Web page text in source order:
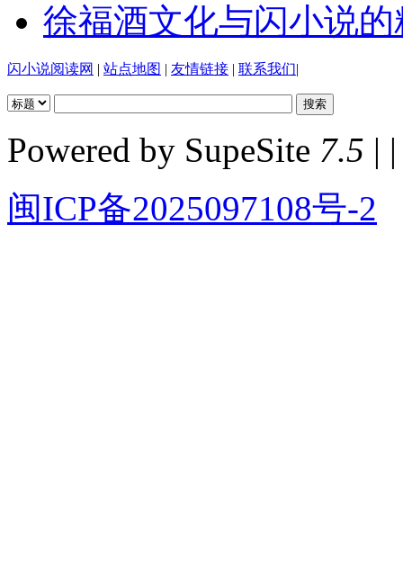
徐福酒文化与闪小说
闪小说阅读网 | 站点地图 | 友情链接 | 联系我们|
Powered by SupeSite 7.5 | |
闽ICP备2025097108号-2